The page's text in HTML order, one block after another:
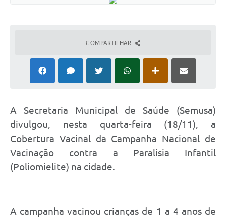
COMPARTILHAR
A Secretaria Municipal de Saúde (Semusa)
divulgou, nesta quarta-feira (18/11), a
Cobertura Vacinal da Campanha Nacional de
Vacinação contra a Paralisia Infantil
(Poliomielite) na cidade.
A campanha vacinou crianças de 1 a 4 anos de